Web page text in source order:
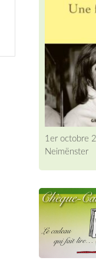
1er octobre
Neimënster